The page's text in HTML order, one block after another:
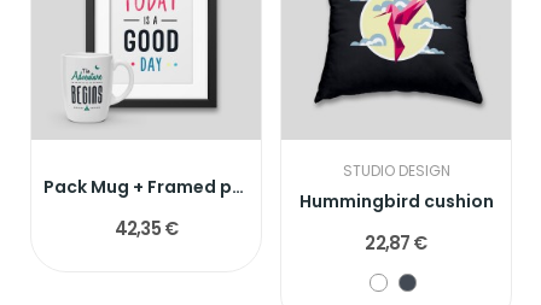
Pack Mug + Framed poster
42,35 €
STUDIO DESIGN
Hummingbird cushion
22,87 €